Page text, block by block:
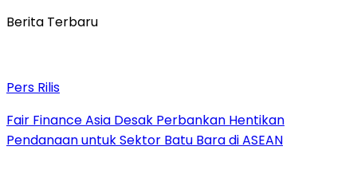
Berita Terbaru
Pers Rilis
Fair Finance Asia Desak Perbankan Hentikan
Pendanaan untuk Sektor Batu Bara di ASEAN